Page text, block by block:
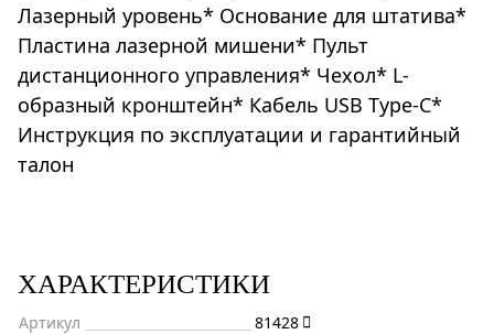
Лазерный уровень* Основание для штатива*
Пластина лазерной мишени* Пульт
дистанционного управления* Чехол* L-
образный кронштейн* Кабель USB Type-C*
Инструкция по эксплуатации и гарантийный
талон
ХАРАКТЕРИСТИКИ
Артикул
81428